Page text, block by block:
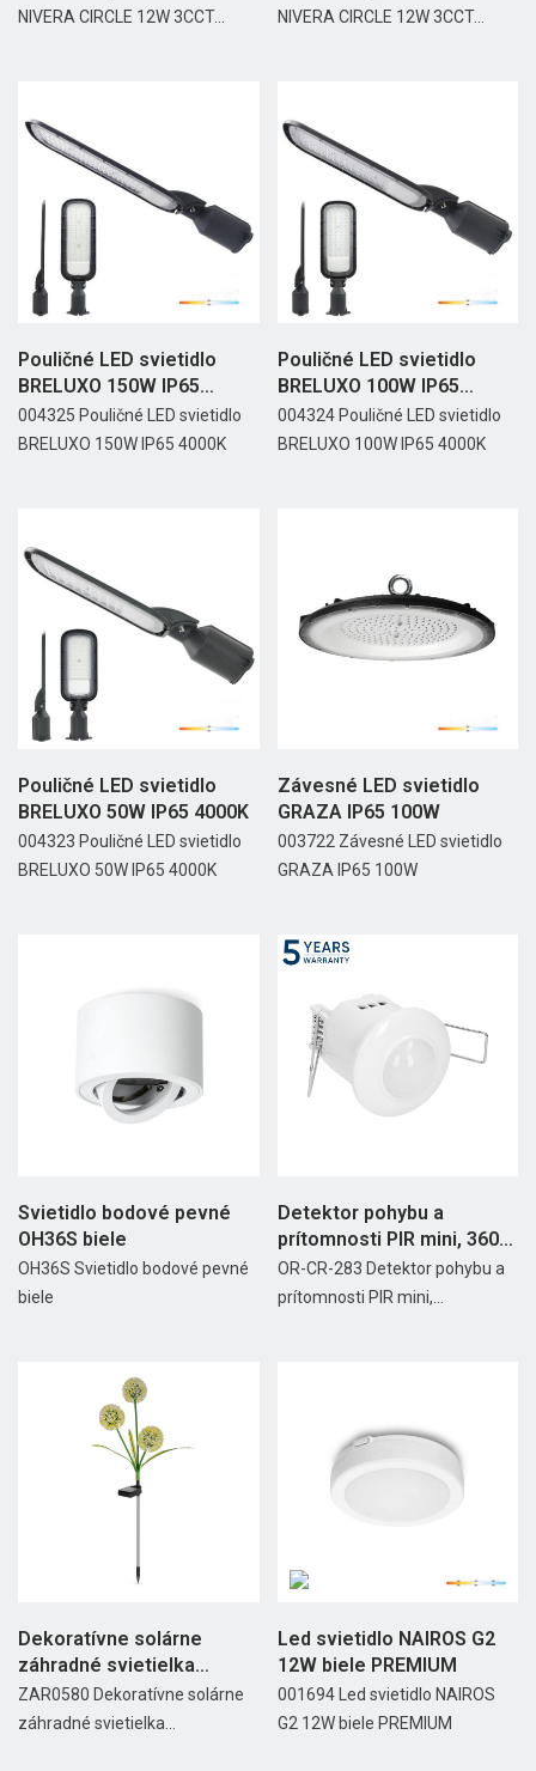
NIVERA CIRCLE 12W 3CCT...
NIVERA CIRCLE 12W 3CCT...
Pouličné LED svietidlo
BRELUXO 150W IP65
4000K
004325 Pouličné LED svietidlo
BRELUXO 150W IP65 4000K
Pouličné LED svietidlo
BRELUXO 100W IP65
4000K
004324 Pouličné LED svietidlo
BRELUXO 100W IP65 4000K
Pouličné LED svietidlo
BRELUXO 50W IP65 4000K
004323 Pouličné LED svietidlo
BRELUXO 50W IP65 4000K
Závesné LED svietidlo
GRAZA IP65 100W
003722 Závesné LED svietidlo
GRAZA IP65 100W
Svietidlo bodové pevné
OH36S biele
OH36S Svietidlo bodové pevné
biele
Detektor pohybu a
prítomnosti PIR mini, 360
st....
OR-CR-283 Detektor pohybu a
prítomnosti PIR mini,...
Dekoratívne solárne
záhradné svietielka
Rebel...
ZAR0580 Dekoratívne solárne
záhradné svietielka...
Led svietidlo NAIROS G2
12W biele PREMIUM
001694 Led svietidlo NAIROS
G2 12W biele PREMIUM